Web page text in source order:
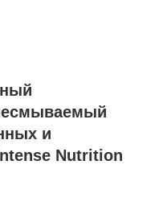
и
Nutrition